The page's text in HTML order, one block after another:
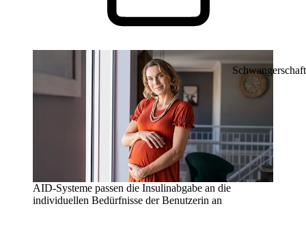
Schwangerschaft
AID-Systeme passen die Insulinabgabe an die
individuellen Bedürfnisse der Benutzerin an